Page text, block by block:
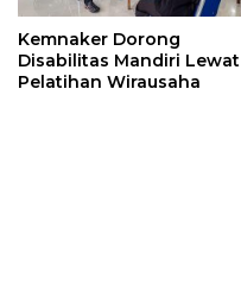
Kemnaker Dorong
Disabilitas Mandiri Lewat
Pelatihan Wirausaha